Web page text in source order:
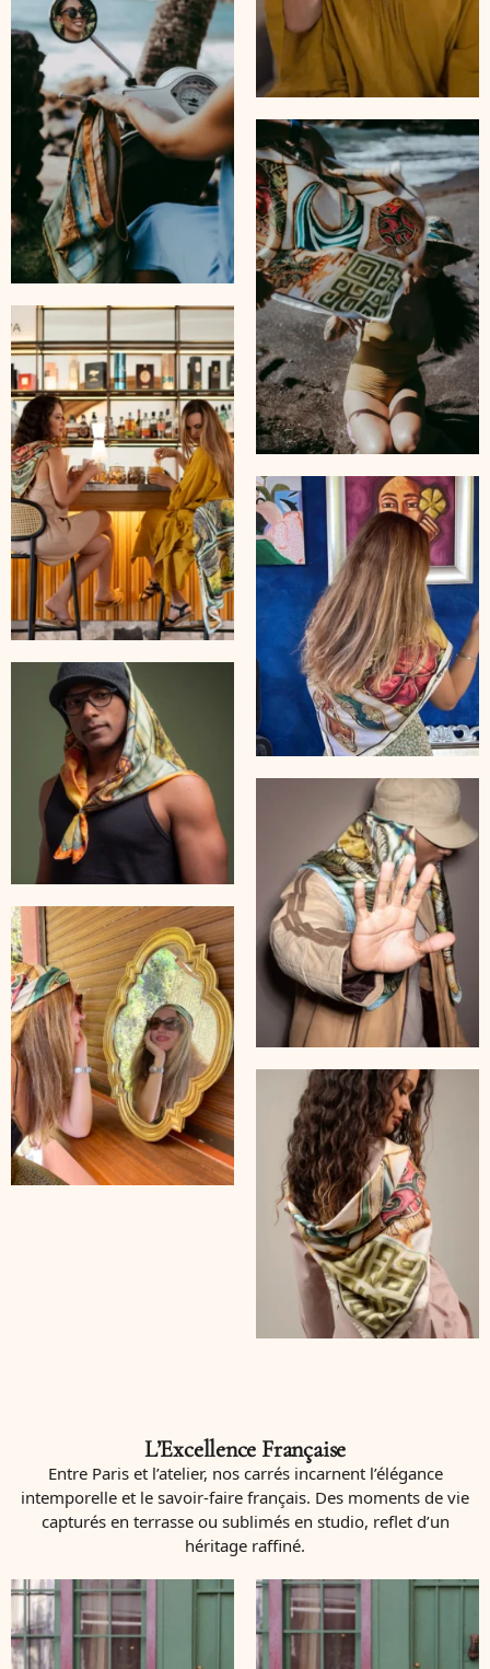
L’Excellence Française
Entre Paris et l’atelier, nos carrés incarnent l’élégance
intemporelle et le savoir-faire français. Des moments de vie
capturés en terrasse ou sublimés en studio, reflet d’un
héritage raffiné.